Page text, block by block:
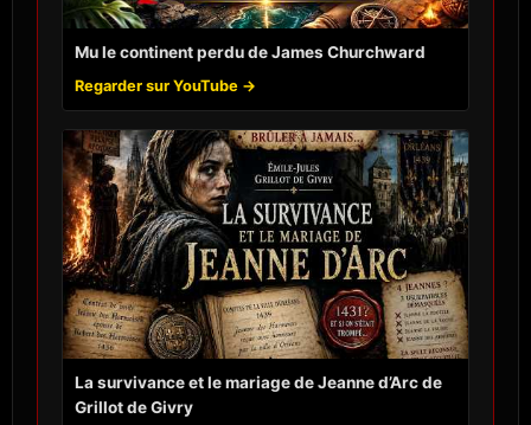
Mu le continent perdu de James Churchward
Regarder sur YouTube →
La survivance et le mariage de Jeanne d’Arc de
Grillot de Givry